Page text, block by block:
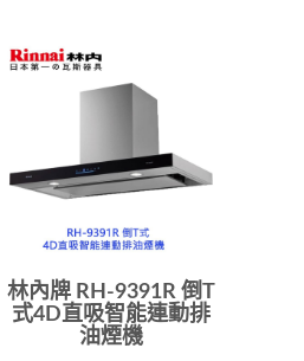
林內牌 RH-9391R 倒T
式4D直吸智能連動排
油煙機